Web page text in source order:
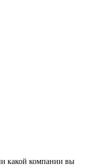
какой компании вы